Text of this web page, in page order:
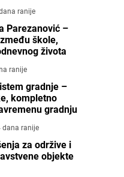
ranije
Parezanović –
škole,
života
ranije
gradnje –
kompletno
gradnju
dana ranije
za održive i
objekte